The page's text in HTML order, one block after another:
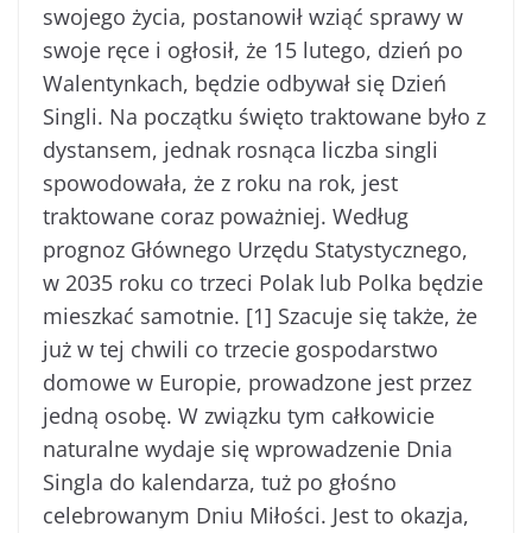
swojego życia, postanowił wziąć sprawy w
swoje ręce i ogłosił, że 15 lutego, dzień po
Walentynkach, będzie odbywał się Dzień
Singli. Na początku święto traktowane było z
dystansem, jednak rosnąca liczba singli
spowodowała, że z roku na rok, jest
traktowane coraz poważniej. Według
prognoz Głównego Urzędu Statystycznego,
w 2035 roku co trzeci Polak lub Polka będzie
mieszkać samotnie. [1] Szacuje się także, że
już w tej chwili co trzecie gospodarstwo
domowe w Europie, prowadzone jest przez
jedną osobę. W związku tym całkowicie
naturalne wydaje się wprowadzenie Dnia
Singla do kalendarza, tuż po głośno
celebrowanym Dniu Miłości. Jest to okazja,